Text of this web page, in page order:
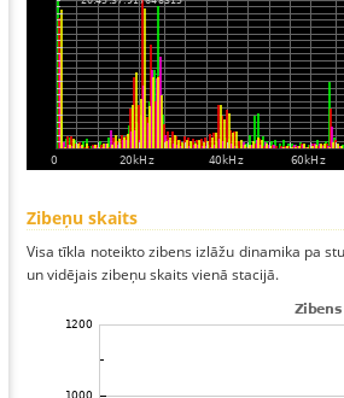
Zibeņu skaits
Visa tīkla noteikto zibens izlāžu dinamika pa
un vidējais zibeņu skaits vienā stacijā.